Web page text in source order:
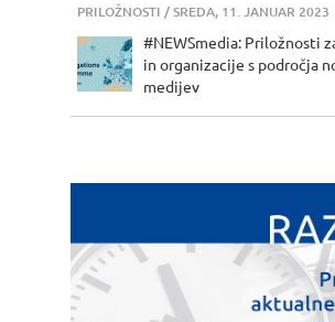
PRILOŽNOSTI / SREDA, 11. JANUAR 2023
#NEWSmedia: Priložnosti
in organizacije s področja
medijev